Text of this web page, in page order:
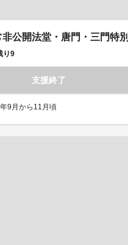
非公開法堂・唐門・三門特
り9
支援終了
9月から11月頃